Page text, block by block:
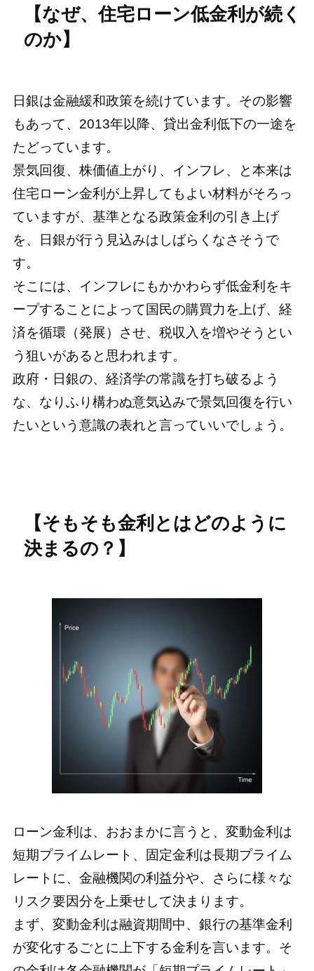
【なぜ、住宅ローン低金利が続く
のか】
日銀は金融緩和政策を続けています。その影響
もあって、2013年以降、貸出金利低下の一途を
たどっています。
景気回復、株価値上がり、インフレ、と本来は
住宅ローン金利が上昇してもよい材料がそろっ
ていますが、基準となる政策金利の引き上げ
を、日銀が行う見込みはしばらくなさそうで
す。
そこには、インフレにもかかわらず低金利をキ
ープすることによって国民の購買力を上げ、経
済を循環（発展）させ、税収入を増やそうとい
う狙いがあると思われます。
政府・日銀の、経済学の常識を打ち破るよう
な、なりふり構わぬ意気込みで景気回復を行い
たいという意識の表れと言っていいでしょう。
【そもそも金利とはどのように
決まるの？】
ローン金利は、おおまかに言うと、変動金利は
短期プライムレート、固定金利は長期プライム
レートに、金融機関の利益分や、さらに様々な
リスク要因分を上乗せして決まります。
まず、変動金利は融資期間中、銀行の基準金利
が変化するごとに上下する金利を言います。そ